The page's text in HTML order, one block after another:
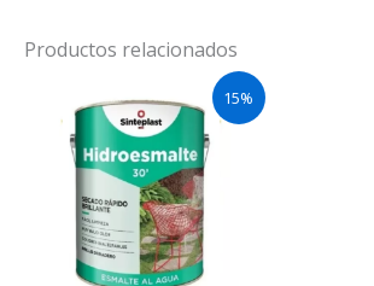
Productos relacionados
15%